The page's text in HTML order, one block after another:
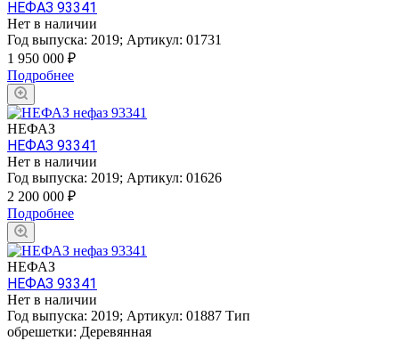
НЕФАЗ 93341
Нет в наличии
Год выпуска: 2019; Артикул: 01731
1 950 000 ₽
Подробнее
НЕФАЗ
НЕФАЗ 93341
Нет в наличии
Год выпуска: 2019; Артикул: 01626
2 200 000 ₽
Подробнее
НЕФАЗ
НЕФАЗ 93341
Нет в наличии
Год выпуска: 2019; Артикул: 01887 Тип
обрешетки: Деревянная